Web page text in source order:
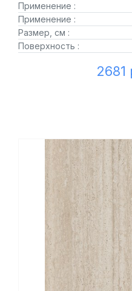
Применение :
Применение :
Размер, см :
Поверхность :